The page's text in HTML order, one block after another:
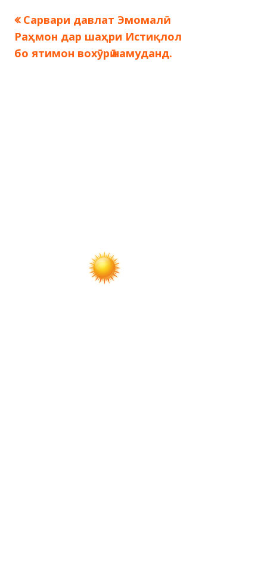
Навигация
по
Предыдущая
запись:
Сарвари давлат Эмомалӣ
Раҳмон дар шаҳри Истиқлол
бо ятимон вохӯрӣ намуданд.